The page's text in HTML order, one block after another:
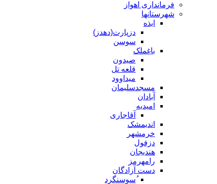
فرمانداری اهواز
شهرستانها
ایذه
دزپارت(دهدز)
سوسن
باغملک
صیدون
قلعه تل
میداوود
مسجدسلیمان
آبادان
امیدیه
آقاجاری
اندیمشک
خرمشهر
دزفول
هندیجان
رامهرمز
دست آزادگان
ُسوسنگرد